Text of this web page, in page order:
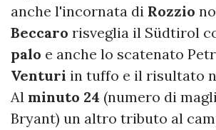
anche l'incornata di Rozzio
Beccaro risveglia il Südtirol
palo e anche lo scatenato
Venturi in tuffo e il risultato
Al minuto 24 (numero di
Bryant) un altro tributo al